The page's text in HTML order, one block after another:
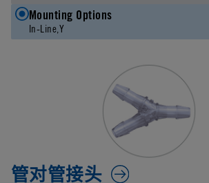
Mounting Options
In-Line Y
管对管接头